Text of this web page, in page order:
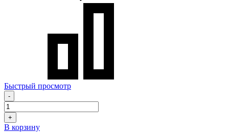
Быстрый просмотр
-
+
В корзину